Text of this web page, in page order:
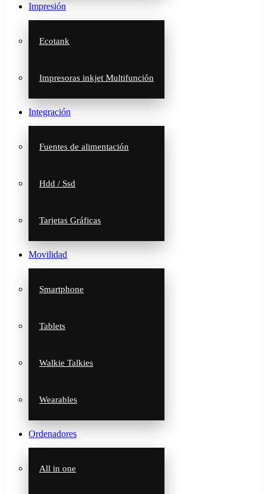
Impresión
Ecotank
Impresoras inkjet Multifunción
Integración
Fuentes de alimentación
Hdd / Ssd
Tarjetas Gráficas
Movilidad
Smartphone
Tablets
Walkie Talkies
Wearables
Ordenadores
All in one